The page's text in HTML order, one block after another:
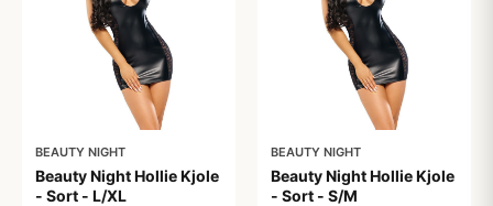
BEAUTY NIGHT
Beauty Night Hollie Kjole
- Sort - L/XL
BEAUTY NIGHT
Beauty Night Hollie Kjole
- Sort - S/M